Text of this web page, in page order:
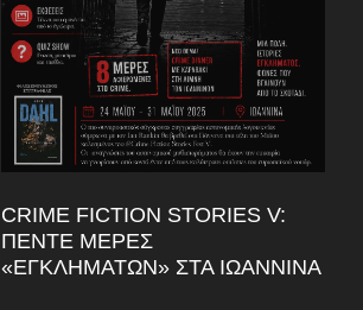
CRIME FICTION STORIES V:
ΠΈΝΤΕ ΜΈΡΕΣ
«ΕΓΚΛΗΜΆΤΩΝ» ΣΤΑ ΙΩΆΝΝΙΝΑ